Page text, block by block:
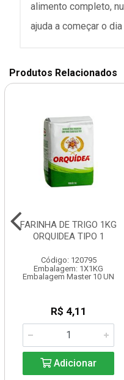
alimento completo,
ajuda a começar o
Produtos Relacionados
FARINHA DE TRIGO 1KG
ORQUIDEA TIPO 1
Código: 120795
Embalagem: 1X1KG
Embalagem Master 10 UN
R$ 4,11
Adicionar